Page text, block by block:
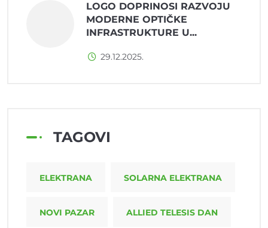
LOGO DOPRINOSI RAZVOJU
MODERNE OPTIČKE
INFRASTRUKTURE U...
29.12.2025.
TAGOVI
ELEKTRANA SOLARNA ELEKTRANA
NOVI PAZAR ALLIED TELESIS DAN